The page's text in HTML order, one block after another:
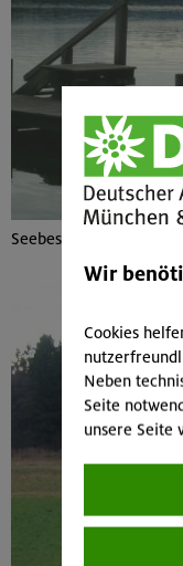
Seebesichtigung
Wir
Cookies
Neben
Seite
unsere Seite